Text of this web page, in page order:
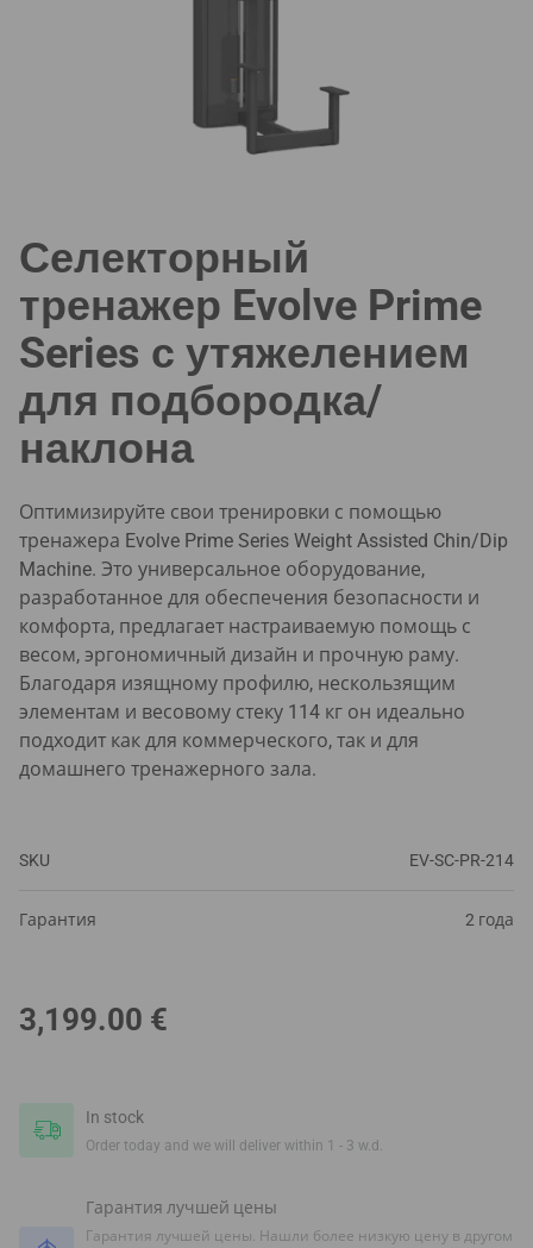
Селекторный
тренажер Evolve Prime
Series с утяжелением
для подбородка/
наклона
Оптимизируйте свои тренировки с помощью
тренажера Evolve Prime Series Weight Assisted Chin/Dip
Machine. Это универсальное оборудование,
разработанное для обеспечения безопасности и
комфорта, предлагает настраиваемую помощь с
весом, эргономичный дизайн и прочную раму.
Благодаря изящному профилю, нескользящим
элементам и весовому стеку 114 кг он идеально
подходит как для коммерческого, так и для
домашнего тренажерного зала.
SKU EV-SC-PR-214
Гарантия 2 года
3,199.00 €
In stock
Order today and we will deliver within 1 - 3 w.d.
Гарантия лучшей цены
Гарантия лучшей цены. Нашли более низкую цену в другом